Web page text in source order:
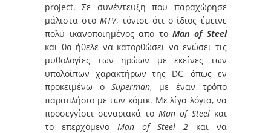
project. Σε συνέντευξη που παραχώρησε
μάλιστα στοMTV, τόνισε ότι ο ίδιος έμεινε
πολύ ικανοποιημένος από τοMan of Steel
και θα ήθελε να κατορθώσει να ενώσει τις
μυθολογίες των ηρώων με εκείνες των
υπολοίπων χαρακτήρων της DC, όπως εν
προκειμένω οSuperman, με έναν τρόπο
παραπλήσιο με των κόμικ. Με λίγα λόγια, να
προσεγγίσει σεναριακά τοMan of Steelκαι
το επερχόμενο Man of Steel 2και να